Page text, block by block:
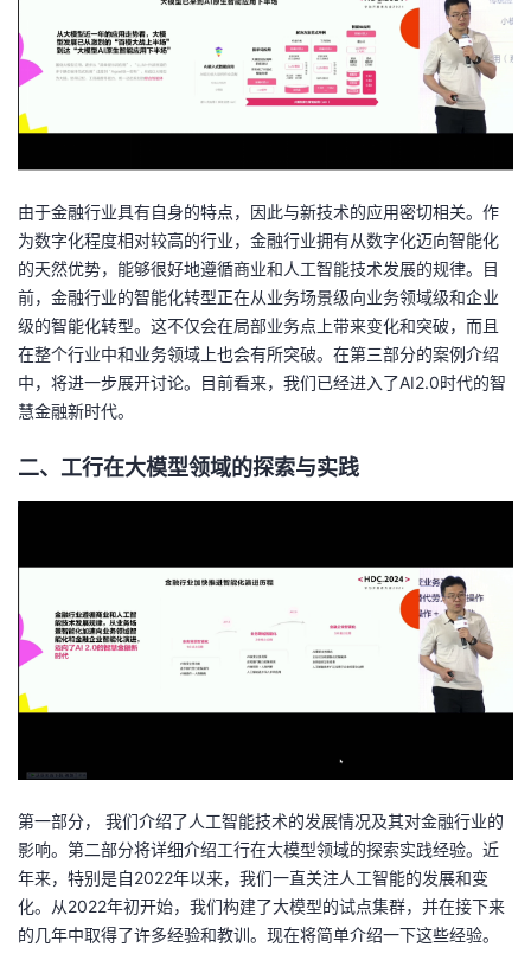
由于金融行业具有自身的特点，因此与新技术的应用密切相关。作
为数字化程度相对较高的行业，金融行业拥有从数字化迈向智能化
的天然优势，能够很好地遵循商业和人工智能技术发展的规律。目
前，金融行业的智能化转型正在从业务场景级向业务领域级和企业
级的智能化转型。这不仅会在局部业务点上带来变化和突破，而且
在整个行业中和业务领域上也会有所突破。在第三部分的案例介绍
中，将进一步展开讨论。目前看来，我们已经进入了AI2.0时代的智
慧金融新时代。
二、工行在大模型领域的探索与实践
第一部分， 我们介绍了人工智能技术的发展情况及其对金融行业的
影响。第二部分将详细介绍工行在大模型领域的探索实践经验。近
年来，特别是自2022年以来，我们一直关注人工智能的发展和变
化。从2022年初开始，我们构建了大模型的试点集群，并在接下来
的几年中取得了许多经验和教训。现在将简单介绍一下这些经验。